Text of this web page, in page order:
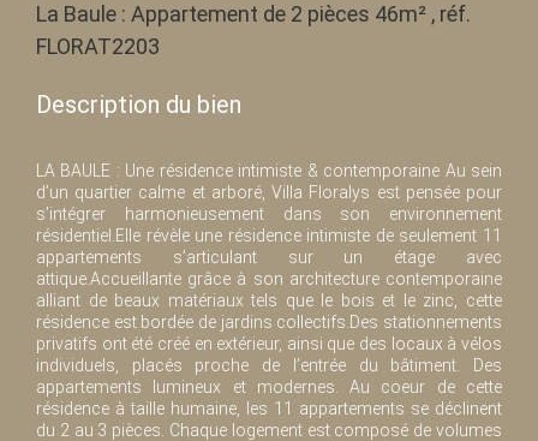
La Baule : Appartement de 2 pièces 46m² , réf.
FLORAT2203
Description du bien
LA BAULE : Une résidence intimiste & contemporaine Au sein
d’un quartier calme et arboré, Villa Floralys est pensée pour
s’intégrer harmonieusement dans son environnement
résidentiel.Elle révèle une résidence intimiste de seulement 11
appartements s’articulant sur un étage avec
attique.Accueillante grâce à son architecture contemporaine
alliant de beaux matériaux tels que le bois et le zinc, cette
résidence est bordée de jardins collectifs.Des stationnements
privatifs ont été créé en extérieur, ainsi que des locaux à vélos
individuels, placés proche de l’entrée du bâtiment. Des
appartements lumineux et modernes. Au coeur de cette
résidence à taille humaine, les 11 appartements se déclinent
du 2 au 3 pièces. Chaque logement est composé de volumes